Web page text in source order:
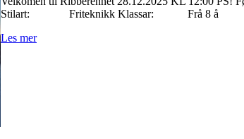
Stilart: Friteknikk Klassar: Frå 8 å
Les mer